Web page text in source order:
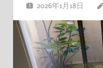
2026年1月18日